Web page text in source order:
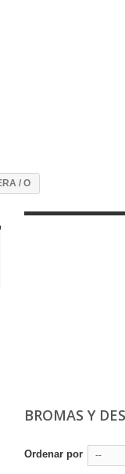
/ O
BROMAS Y
Ordenar por --